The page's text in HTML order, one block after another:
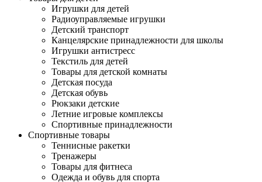
Игрушки для детей
Радиоуправляемые игрушки
Детский транспорт
Канцелярские принадлежности для школы
Игрушки антистресс
Текстиль для детей
Товары для детской комнаты
Детская посуда
Детская обувь
Рюкзаки детские
Летние игровые комплексы
Спортивные принадлежности
Спортивные товары
Теннисные ракетки
Тренажеры
Товары для фитнеса
Одежда и обувь для спорта